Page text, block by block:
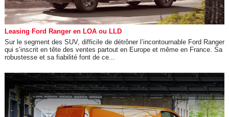
Leasing Ford Ranger en LOA ou LLD
Sur le segment des SUV, difficile de détrôner l’incontournable Ford Ranger
qui s’inscrit en tête des ventes partout en Europe et même en France. Sa
robustesse et sa fiabilité font de ce...